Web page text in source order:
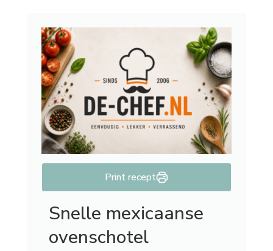
Print recept
Snelle mexicaanse
ovenschotel